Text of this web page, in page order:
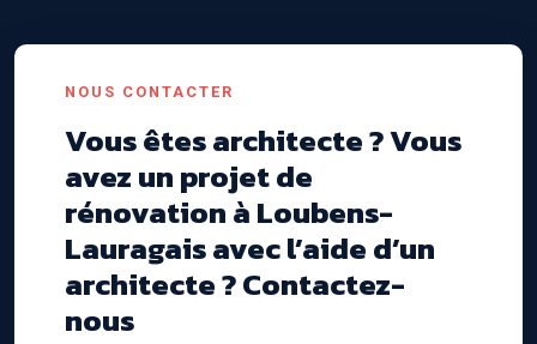
NOUS CONTACTER
Vous êtes architecte ? Vous
avez un projet de
rénovation à Loubens-
Lauragais avec l’aide d’un
architecte ? Contactez-
nous